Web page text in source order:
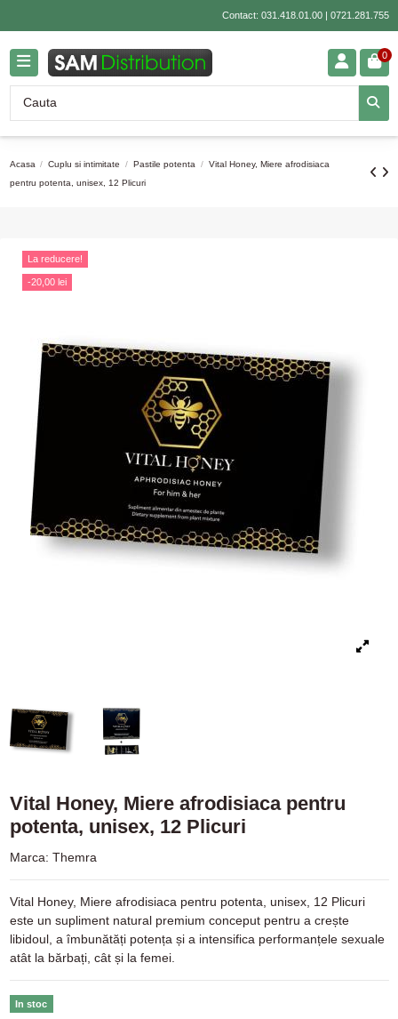
Contact: 031.418.01.00| 0721.281.755
0
Acasa Cuplu si intimitate Pastile potenta
Vital Honey, Miere afrodisiaca
pentru potenta, unisex, 12 Plicuri
La reducere!
-20,00 lei
Vital Honey, Miere afrodisiaca pentru
potenta, unisex, 12 Plicuri
Marca: Themra
Vital Honey, Miere afrodisiaca pentru potenta, unisex, 12 Plicuri
este un supliment natural premium conceput pentru a crește
libidoul, a îmbunătăți potența și a intensifica performanțele sexuale
atât la bărbați, cât și la femei.
In stoc